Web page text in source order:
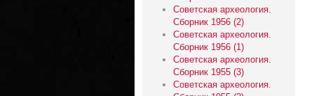
Советская археология.
Сборник 1956 (2)
Советская археология.
Сборник 1956 (1)
Советская археология.
Сборник 1955 (3)
Советская археология.